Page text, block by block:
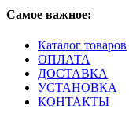
Самое важное:
Каталог товаров
ОПЛАТА
ДОСТАВКА
УСТАНОВКА
КОНТАКТЫ